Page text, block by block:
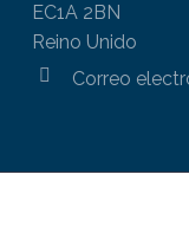
EC1A 2BN
Reino Unido

 Correo